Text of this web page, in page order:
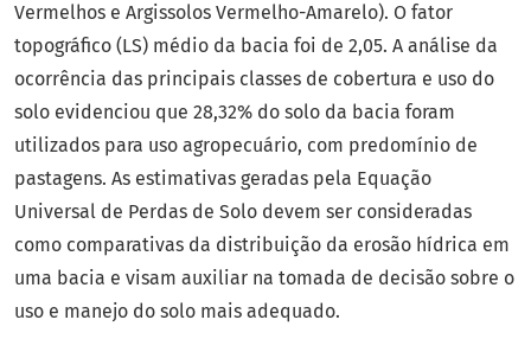
Vermelhos e Argissolos Vermelho-Amarelo). O fator
topográfico (LS) médio da bacia foi de 2,05. A análise da
ocorrência das principais classes de cobertura e uso do
solo evidenciou que 28,32% do solo da bacia foram
utilizados para uso agropecuário, com predomínio de
pastagens. As estimativas geradas pela Equação
Universal de Perdas de Solo devem ser consideradas
como comparativas da distribuição da erosão hídrica em
uma bacia e visam auxiliar na tomada de decisão sobre o
uso e manejo do solo mais adequado.